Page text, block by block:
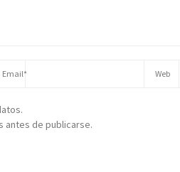
antes de publicarse.